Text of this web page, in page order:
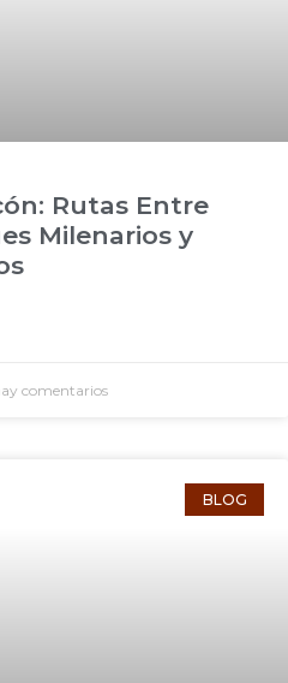
Rutas Entre
Milenarios y
comentarios
BLOG